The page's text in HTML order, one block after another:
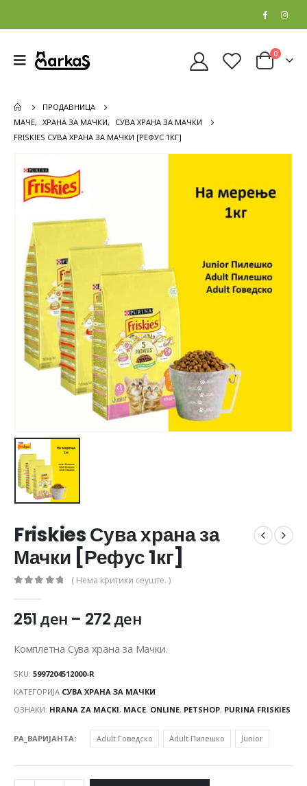
0
ПРОДАВНИЦА
МАЧЕ, ХРАНА ЗА МАЧКИ,
СУВА ХРАНА ЗА МАЧКИ
FRISKIES СУВА ХРАНА ЗА МАЧКИ [РЕФУС 1КГ]
Friskies Сува храна за
Мачки [Рефус 1кг]
( Нема критики сеуште. )
251ден – 272ден
Комплетна Сува храна за Мачки.
SKU: 5997204512000-R
КАТЕГОРИЈА СУВА ХРАНА ЗА МАЧКИ
ОЗНАКИ: HRANA ZA MACKI, MACE, ONLINE, PETSHOP, PURINA FRISKIES
PA_ВАРИЈАНТА Adult Говедско Adult Пилешко Junior